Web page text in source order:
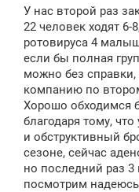
б
щ
н
и
У нас второй раз
22 человек ходят 6-
ротовируса 4
если бы полная
можно без
компанию по
Хорошо обходимся
благодаря тому,
и обструктивный
сезоне, сейчас
но последний раз 3
посмотрим